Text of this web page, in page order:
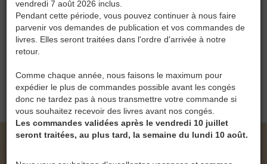
vendredi 7 août 2026 inclus.
Pendant cette période, vous pouvez continuer à nous faire
parvenir vos demandes de publication et vos commandes de
livres. Elles seront traitées dans l'ordre d'arrivée à notre
retour.
Comme chaque année, nous faisons le maximum pour
expédier le plus de commandes possible avant les congés
donc ne tardez pas à nous transmettre votre commande si
vous souhaitez recevoir des livres avant nos congés.
Les commandes validées après le vendredi 10 juillet
seront traitées, au plus tard, la semaine du lundi 10 août.
Menu
0
LE LIVRE EN PAPIER • AU PRÉ DE MES
BLONDES ASBL